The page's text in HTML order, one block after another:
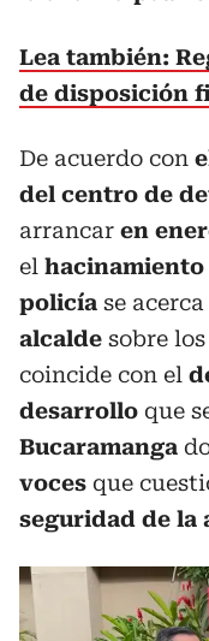
Lea también:
de disposición
De acuerdo con
del centro de
arrancar en
el hacinamiento
policía se acerca
alcalde sobre los
coincide con el
desarrollo que
Bucaramanga
voces que
seguridad de la